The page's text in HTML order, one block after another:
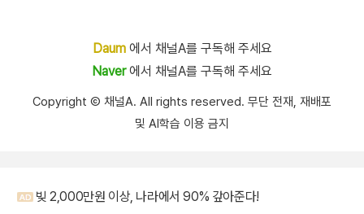
Daum에서 채널A를 구독해 주세요
Naver에서 채널A를 구독해 주세요
Copyright Ⓒ 채널A. All rights reserved. 무단 전재, 재배포
및 AI학습 이용 금지